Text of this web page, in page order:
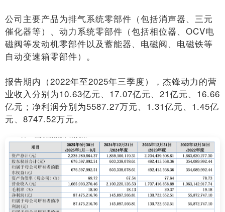
公司主要产品为排气系统零部件（包括消声器、三元
催化器等）、动力系统零部件（包括相位器、OCV电
磁阀等发动机零部件以及蓄能器、电磁阀、电磁铁等
自动变速箱零部件）。
报告期内（2022年至2025年三季度），杰锋动力的营
业收入分别为10.63亿元、17.07亿元、21亿元、16.66
亿元；净利润分别为5587.27万元、1.31亿元、1.45亿
元、8747.52万元。